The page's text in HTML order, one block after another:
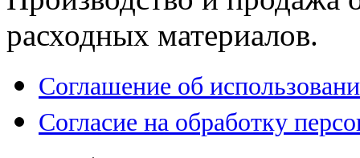
расходных материалов.
Соглашение об
Согласие на обработку